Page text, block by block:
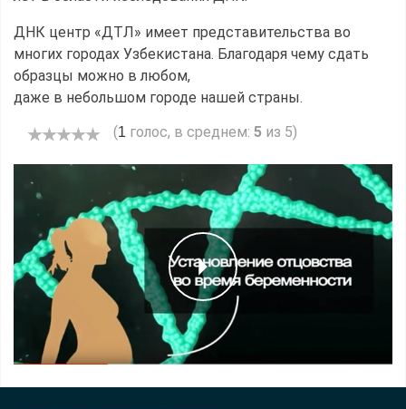
ДНК центр «ДТЛ» имеет представительства во
многих городах Узбекистана. Благодаря чему сдать
образцы можно в любом,
даже в небольшом городе нашей страны.
(1 голос, в среднем: 5 из 5)